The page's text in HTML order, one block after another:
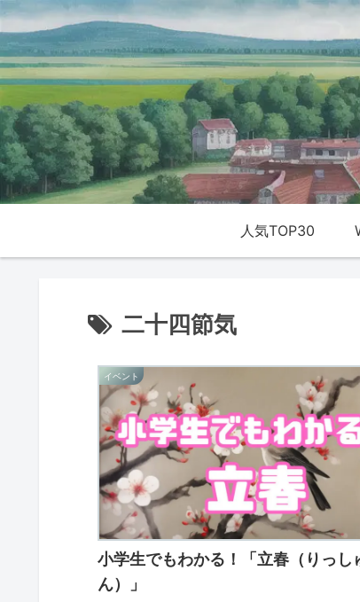
人気TOP30
二十四節気
イベント
小学生でもわかる！「立春（りっし
ん）」